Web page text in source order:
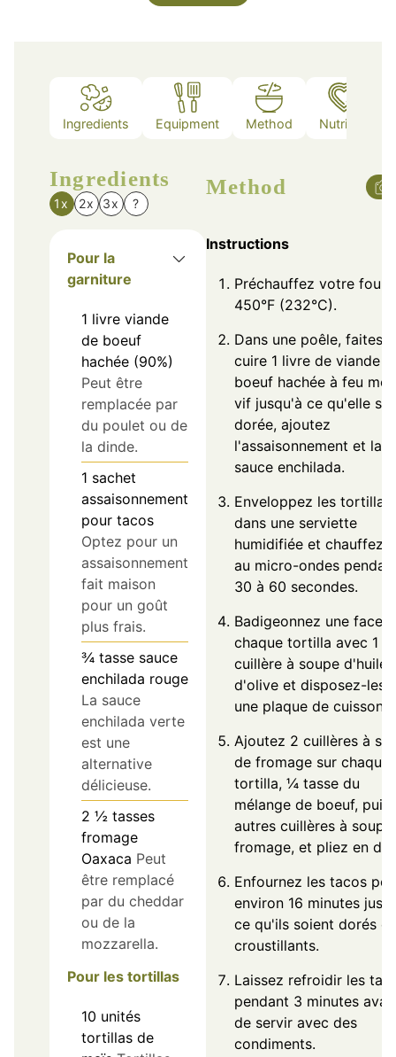
Ingredients Equipment Method Nutrition
Ingredients
1x 2x 3x ?
Pour la
garniture
1 livre viande
de boeuf
hachée (90%)
Peut être
remplacée par
du poulet ou de
la dinde.
1 sachet
assaisonnement
pour tacos
Optez pour un
assaisonnement
fait maison
pour un goût
plus frais.
¾ tasse sauce
enchilada rouge
La sauce
enchilada verte
est une
alternative
délicieuse.
2 ½ tasses
fromage
Oaxaca Peut
être remplacé
par du cheddar
ou de la
mozzarella.
Pour les tortillas
10 unités
tortillas de
Method
Instructions
Préchauffez votre four
450°F (232°C).
Dans une poêle, faites
cuire 1 livre de viande
boeuf hachée à feu
vif jusqu'à ce qu'elle
dorée, ajoutez
l'assaisonnement et la
sauce enchilada.
Enveloppez les tortillas
dans une serviette
humidifiée et chauffez-
au micro-ondes
30 à 60 secondes.
Badigeonnez une face
chaque tortilla avec 1
cuillère à soupe d'huile
d'olive et disposez-les
une plaque de cuisson.
Ajoutez 2 cuillères à
de fromage sur chaque
tortilla, ¼ tasse du
mélange de boeuf, puis
autres cuillères à soupe
fromage, et pliez en
Enfournez les tacos
environ 16 minutes
ce qu'ils soient dorés et
croustillants.
Laissez refroidir les
pendant 3 minutes
de servir avec des
condiments.